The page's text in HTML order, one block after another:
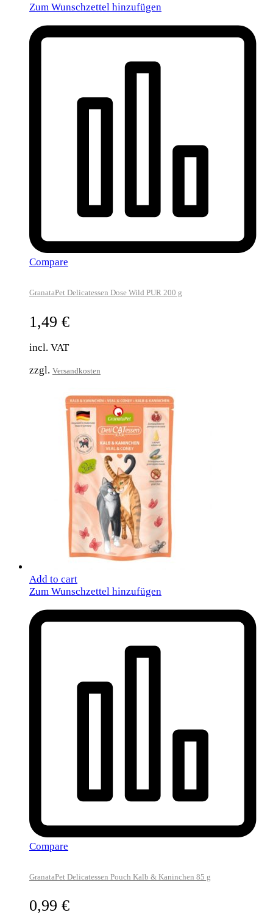
Zum Wunschzettel hinzufügen
Compare
GranataPet Delicatessen Dose Wild PUR 200 g
1,49 €
incl. VAT
zzgl. Versandkosten
Add to cart
Zum Wunschzettel hinzufügen
Compare
GranataPet Delicatessen Pouch Kalb & Kaninchen 85 g
0,99 €